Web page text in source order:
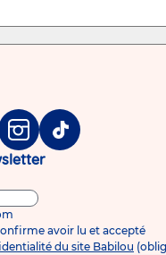
InstagramTiktok
avoir lu et accepté
du site Babilou